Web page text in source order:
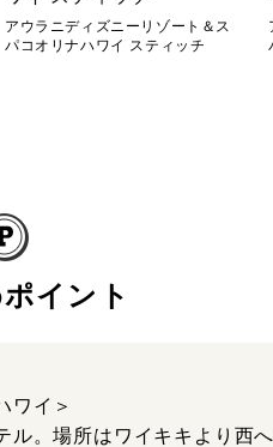
アウラニディズニーリゾート＆ス
パコオリナハワイ スティッチ
イント
ワイ＞
。場所はワイキキより西